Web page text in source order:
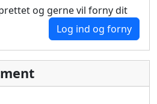
og gerne vil forny dit
Log ind og forny